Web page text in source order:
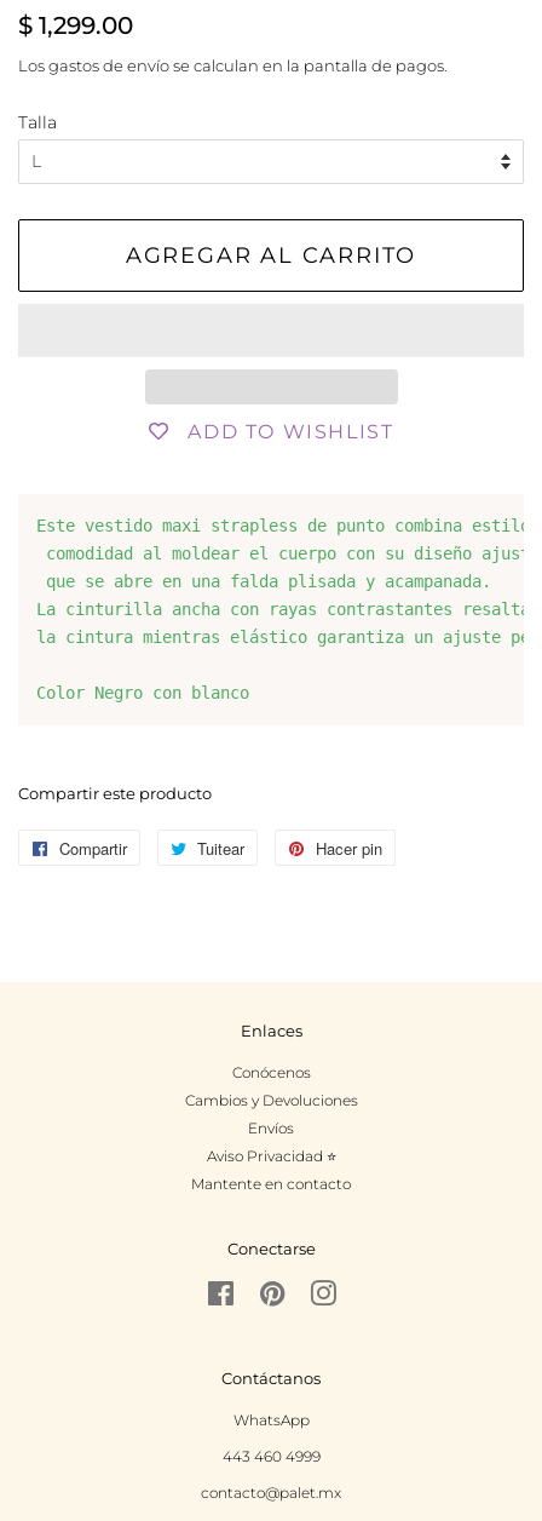
Precio
$ 1,299.00
venta
Losgastos de envíose calculan en la pantalla de pagos.
Talla
AGREGAR AL CARRITO
ADD TO WISHLIST
Este vestido maxi strapless de punto combina estilo
comodidad al moldear el cuerpo con su diseño
que se abre en una falda plisada y acampanada.
La cinturilla ancha con rayas contrastantes resalta
la cintura mientras elástico garantiza un ajuste
Color Negro con blanco
Compartir este producto
Compartir
CompartirTuitear
Tuitear Hacer pin
Enlaces
Conócenos
Cambios y Devoluciones
Envíos
Aviso Privacidad ⭐
Mantente en contacto
Conectarse
FacebookPinterestInstagram
Contáctanos
WhatsApp
443 460 4999
contacto@palet.mx